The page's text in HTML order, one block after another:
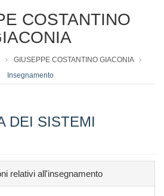
COSTANTINO
GIUSEPPE COSTANTINO GIACONIA
Insegnamento
DEI SISTEMI
relativi all'insegnamento